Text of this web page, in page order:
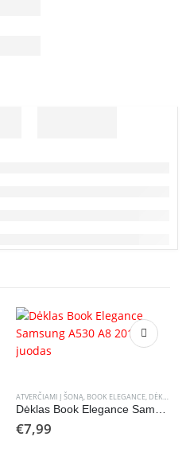
ATVERČIAMI Į ŠONĄ, BOOK ELEGANCE, DĖKLAI
Dėklas Book Elegance Samsung A530 A8 2018 juodas
€7,99